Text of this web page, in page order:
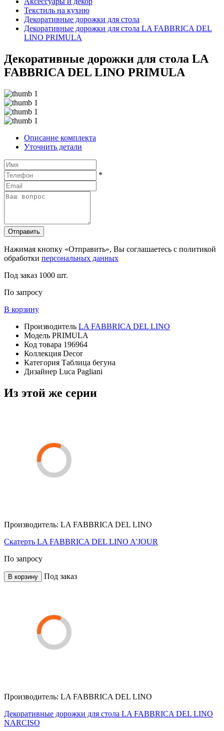
Текстиль на кухню
Декоративные дорожки для стола
Декоративные дорожки для стола LA FABBRICA DEL
LINO PRIMULA
Декоративные дорожки для стола LA
FABBRICA DEL LINO PRIMULA
Описание комплекта
Уточнить детали
*
Отправить
Нажимая кнопку «Отправить», Вы соглашаетесь с политикой
обработки персональных данных
Под заказ 1000 шт.
По запросу
В корзину
Производитель LA FABBRICA DEL LINO
Модель PRIMULA
Код товара 196964
Коллекция Decor
Категория Таблица бегуна
Дизайнер Luca Pagliani
Из этой же серии
Производитель: LA FABBRICA DEL LINO
Скатерть LA FABBRICA DEL LINO A'JOUR
По запросу
В корзину Под заказ
Производитель: LA FABBRICA DEL LINO
Декоративные дорожки для стола LA FABBRICA DEL LINO
NARCISO